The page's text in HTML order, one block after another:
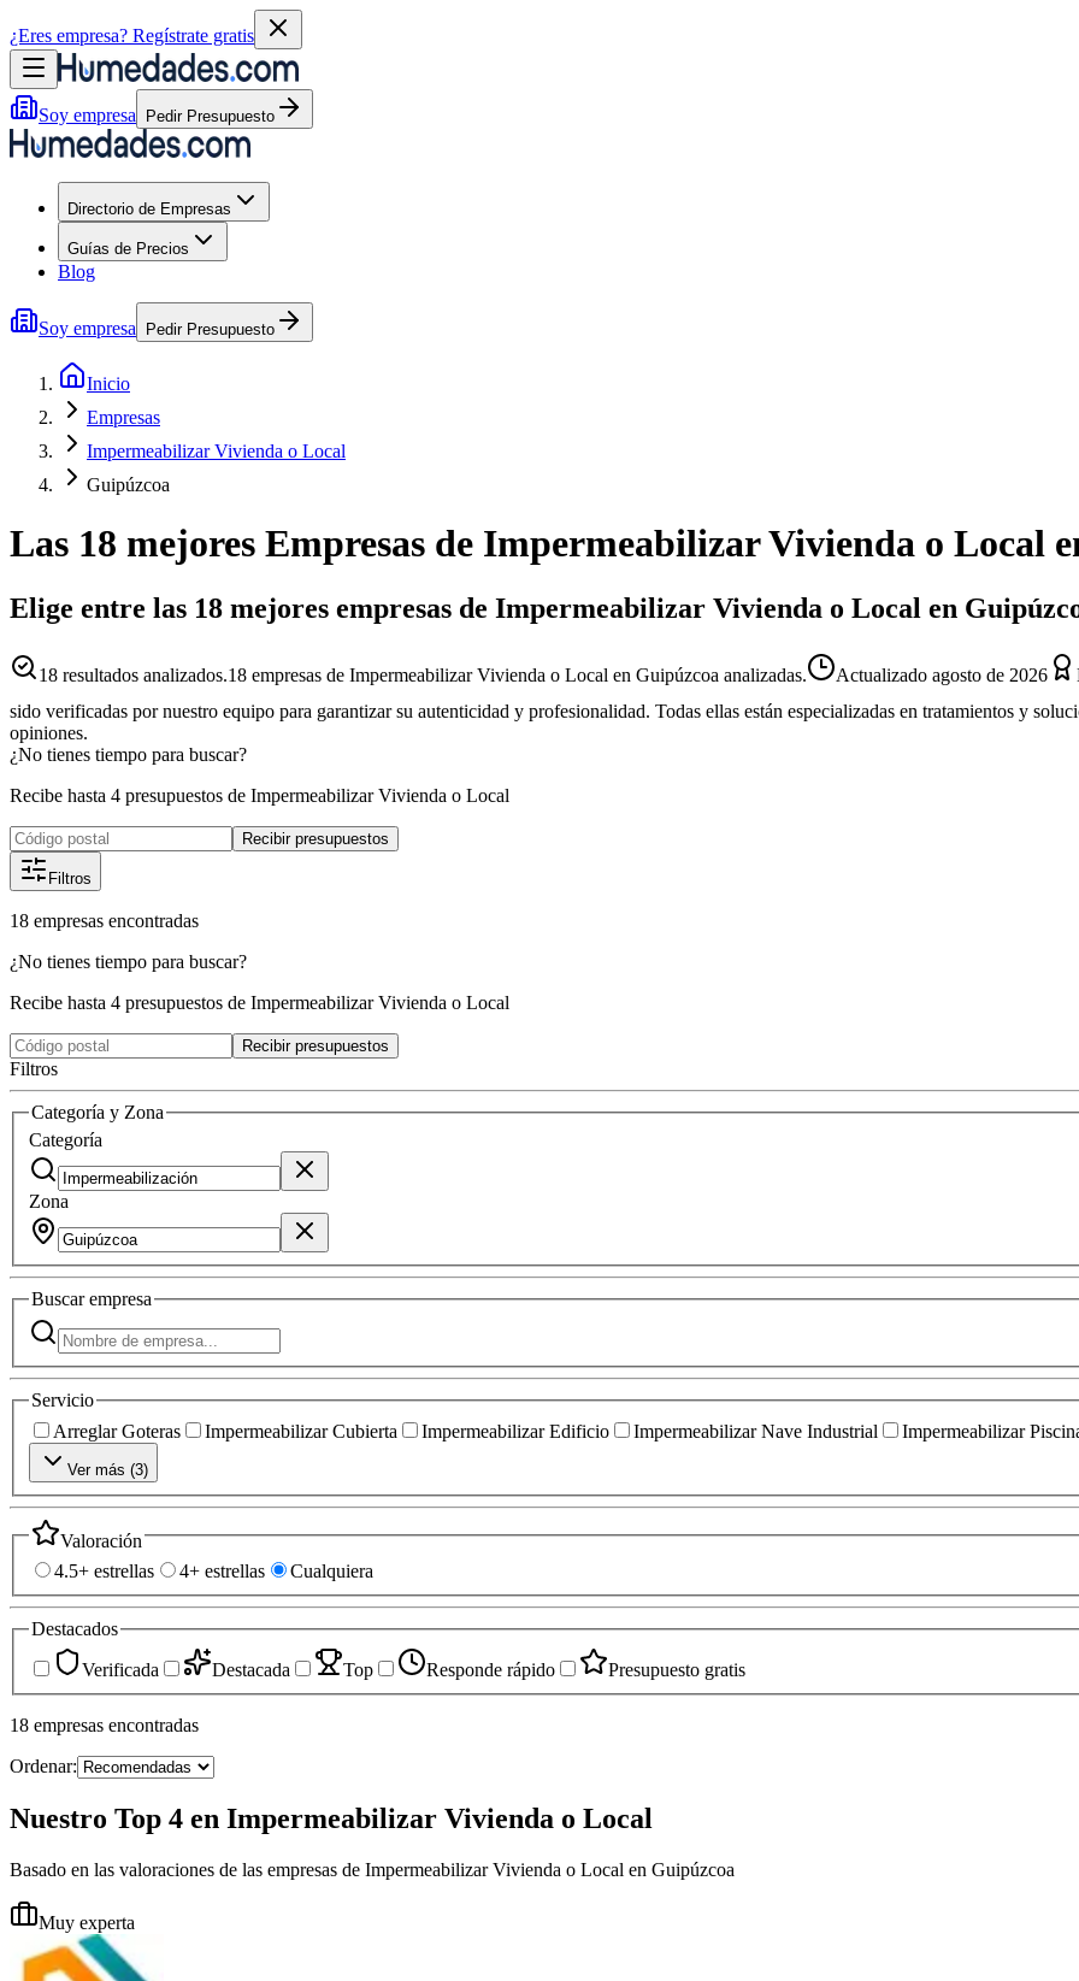
¿Eres empresa? Regístrate gratis
Soy empresa Pedir Presupuesto
Directorio de Empresas
Guías de Precios
Blog
Soy empresa Pedir Presupuesto
Inicio
Empresas
Impermeabilizar Vivienda o Local
Guipúzcoa
Las 18 mejores Empresas de Impermeabilizar Vivienda o Local
Elige entre las 18 mejores empresas de Impermeabilizar Vivienda o Local en
18 resultados analizados.18 empresas de Impermeabilizar Vivienda o Local en Guipúzcoa analizadas. Actualizado agosto de 2026
sido verificadas por nuestro equipo para garantizar su autenticidad y profesionalidad. Todas ellas están especializadas en tratamientos y
opiniones.
¿No tienes tiempo para buscar?
Recibe hasta 4 presupuestos de Impermeabilizar Vivienda o Local
Recibir presupuestos
Filtros
18 empresas encontradas
¿No tienes tiempo para buscar?
Recibe hasta 4 presupuestos de Impermeabilizar Vivienda o Local
Recibir presupuestos
Filtros
Categoría y Zona
Categoría
Zona
Buscarempresa
Servicio
Arreglar Goteras
Impermeabilizar Cubierta Impermeabilizar Edificio Impermeabilizar Nave Industrial Impermeabilizar
Ver más (3)
Valoración
4.5+ estrellas
4+ estrellas Cualquiera
Destacados
Verificada
Destacada Top Responde rápido Presupuesto gratis
18 empresas encontradas
Ordenar:
Nuestro Top 4 en Impermeabilizar Vivienda o Local
Basado en las valoraciones de las empresas de Impermeabilizar Vivienda o Local en Guipúzcoa
Muy experta